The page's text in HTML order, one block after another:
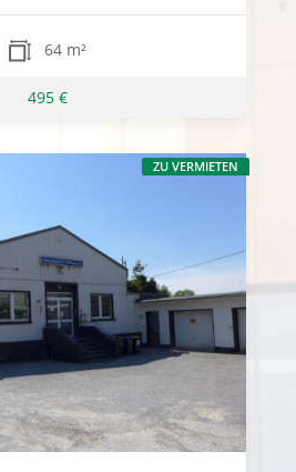
64 m²
495 €
ZU VERMIETEN